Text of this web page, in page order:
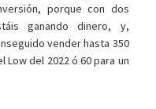
porque con dos
ganando dinero, y,
vender hasta 350
Low del 2022 ó 60 para un